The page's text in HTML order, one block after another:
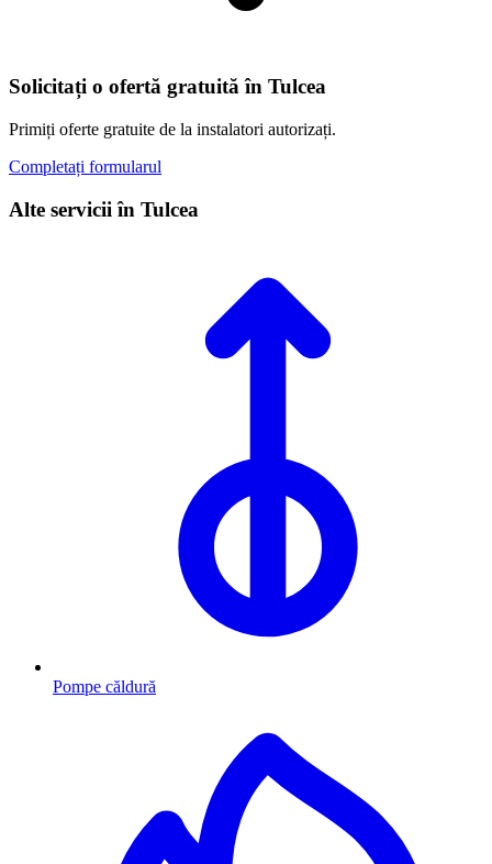
Solicitați o ofertă gratuită în Tulcea
Primiți oferte gratuite de la instalatori autorizați.
Completați formularul
Alte servicii în Tulcea
Pompe căldură